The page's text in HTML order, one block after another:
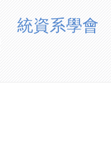
統資系學會